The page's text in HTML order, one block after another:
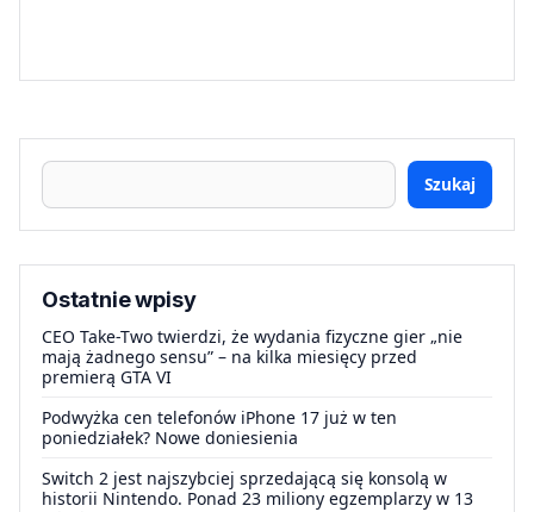
Szukaj
Ostatnie wpisy
CEO Take-Two twierdzi, że wydania fizyczne gier „nie
mają żadnego sensu” – na kilka miesięcy przed
premierą GTA VI
Podwyżka cen telefonów iPhone 17 już w ten
poniedziałek? Nowe doniesienia
Switch 2 jest najszybciej sprzedającą się konsolą w
historii Nintendo. Ponad 23 miliony egzemplarzy w 13